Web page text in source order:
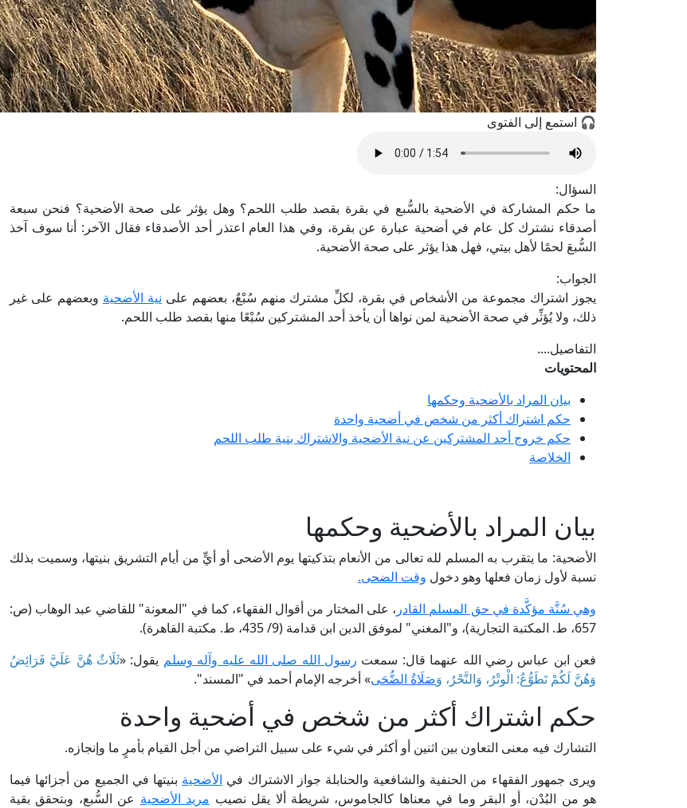
🎧 استمع إلى الفتوى
السؤال:
ما حكم المشاركة في الأضحية بالسُّبع في بقرة بقصد طلب اللحم؟ وهل يؤثر على صحة الأضحية؟ فنحن سبعة
أصدقاء نشترك كل عام في أضحية عبارة عن بقرة، وفي هذا العام اعتذر أحد الأصدقاء فقال الآخر: أنا سوف آخذ
السُّبعَ لحمًا لأهل بيتي، فهل هذا يؤثر على صحة الأضحية.
الجواب:
يجوز اشتراك مجموعة من الأشخاص في بقرة، لكلِّ مشترك منهم سُبْعٌ، بعضهم على نية الأضحية وبعضهم على غير
ذلك، ولا يُؤثِّر في صحة الأضحية لمن نواها أن يأخذ أحد المشتركين سُبْعًا منها بقصد طلب اللحم.
التفاصيل....
المحتويات
بيان المراد بالأضحية وحكمها
حكم اشتراك أكثر من شخص في أضحية واحدة
حكم خروج أحد المشتركين عن نية الأضحية والاشتراك بنية طلب اللحم
الخلاصة
بيان المراد بالأضحية وحكمها
الأضحية: ما يتقرب به المسلم لله تعالى من الأنعام بتذكيتها يوم الأضحى أو أيٍّ من أيام التشريق بنيتها، وسميت بذلك
نسبة لأول زمان فعلها وهو دخول وقت الضحى.
وهي سُنَّة مؤكَّدة في حق المسلم القادر ، على المختار من أقوال الفقهاء، كما في "المعونة" للقاضي عبد الوهاب (ص:
657، ط. المكتبة التجارية)، و"المغني" لموفق الدين ابن قدامة (9/ 435، ط. مكتبة القاهرة).
فعن ابن عباس رضي الله عنهما قال: سمعت رسول الله صلى الله عليه وآله وسلم يقول: «ثَلَاثٌ هُنَّ عَلَيَّ فَرَائِضُ
وَهُنَّ لَكُمْ تَطَوُّعٌ: الْوتْرُ، وَالنَّحْرُ، وَصَلَاةُ الضُّحَى» أخرجه الإمام أحمد في "المسند".
حكم اشتراك أكثر من شخص في أضحية واحدة
التشارك فيه معنى التعاون بين اثنين أو أكثر في شيء على سبيل التراضي من أجل القيام بأمرٍ ما وإنجازه.
ويرى جمهور الفقهاء من الحنفية والشافعية والحنابلة جواز الاشتراك في الأضحية بنيتها في الجميع من أجزائها فيما
هو من البُدْن، أو البقر وما في معناها كالجاموس، شريطة ألا يقل نصيب مريد الأضحية عن السُّبع، وبتحقق بقية